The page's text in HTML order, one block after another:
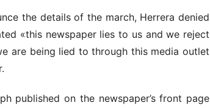
the details of the march, Herrera denied
«this newspaper lies to us and we reject
are being lied to through this media outlet
published on the newspaper’s front page